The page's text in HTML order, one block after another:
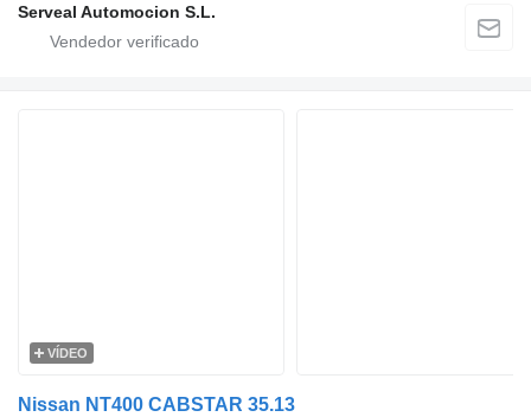
Serveal Automocion S.L.
VÍDEO
Nissan NT400 CABSTAR 35.13